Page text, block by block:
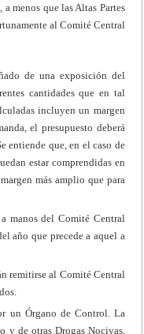
menos que las Altas Partes
al Comité Central
de una exposición del
cantidades que en tal
incluyen un margen
el presupuesto deberá
entiende que, en el caso de
estar comprendidas en
más amplio que para
manos del Comité Central
año que precede a aquel a
remitirse al Comité Central
un Órgano de Control. La
de otras Drogas Nocivas,